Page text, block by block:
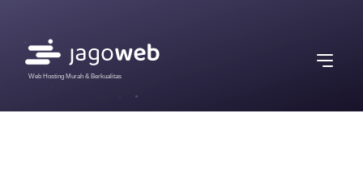
Web Hosting Murah & Berkualitas